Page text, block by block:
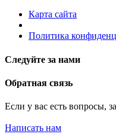
Карта сайта
Политика
Следуйте за нами
Обратная связь
Если у вас есть вопросы,
Написать нам